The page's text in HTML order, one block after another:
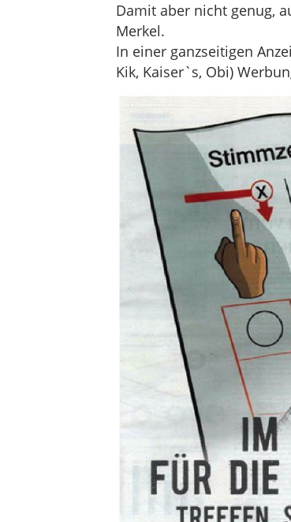
Damit aber nicht genug,
Merkel.
In einer ganzseitigen
Kik, Kaiser`s, Obi)